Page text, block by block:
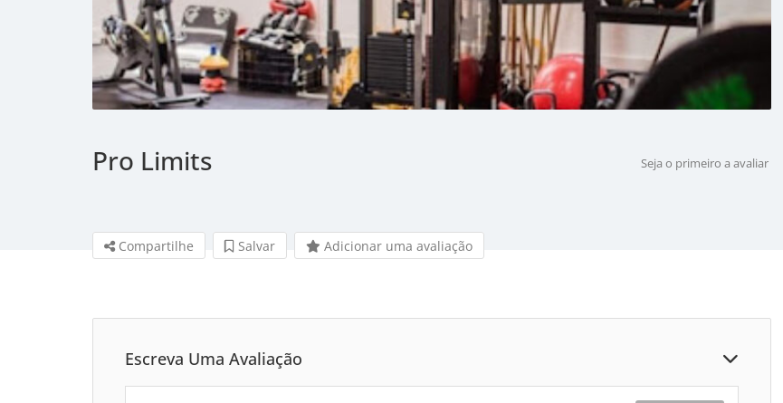
Pro Limits Seja o primeiro a avaliar
Compartilhe Salvar Adicionar uma avaliação
Escreva Uma Avaliação